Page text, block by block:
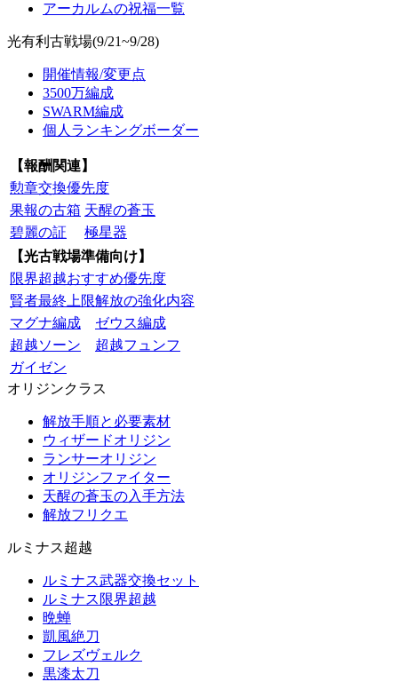
アーカルムの祝福一覧
光有利古戦場(9/21~9/28)
開催情報/変更点
3500万編成
SWARM編成
個人ランキングボーダー
【報酬関連】
勲章交換優先度
果報の古箱 天醒の蒼玉
碧麗の証
極星器
【光古戦場準備向け】
限界超越おすすめ優先度
賢者最終上限解放の強化内容
マグナ編成
ゼウス編成
超越ソーン
超越フュンフ
ガイゼン
オリジンクラス
解放手順と必要素材
ウィザードオリジン
ランサーオリジン
オリジンファイター
天醒の蒼玉の入手方法
解放フリクエ
ルミナス超越
ルミナス武器交換セット
ルミナス限界超越
晩蝉
凱風絶刀
フレズヴェルク
黒漆太刀